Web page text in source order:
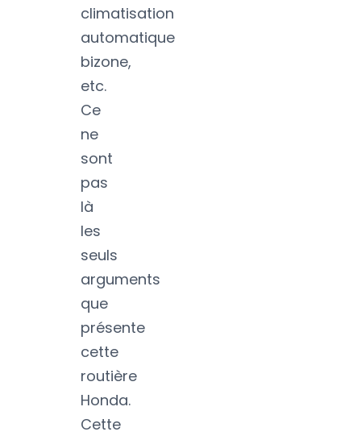
climatisation
automatique
bizone,
etc.
Ce
ne
sont
pas
là
les
seuls
arguments
que
présente
cette
routière
Honda.
Cette